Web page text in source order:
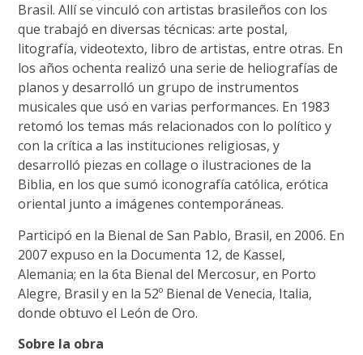
Brasil. Allí se vinculó con artistas brasileños con los
que trabajó en diversas técnicas: arte postal,
litografía, videotexto, libro de artistas, entre otras. En
los años ochenta realizó una serie de heliografías de
planos y desarrolló un grupo de instrumentos
musicales que usó en varias performances. En 1983
retomó los temas más relacionados con lo político y
con la crítica a las instituciones religiosas, y
desarrolló piezas en collage o ilustraciones de la
Biblia, en los que sumó iconografía católica, erótica
oriental junto a imágenes contemporáneas.
Participó en la Bienal de San Pablo, Brasil, en 2006. En
2007 expuso en la Documenta 12, de Kassel,
Alemania; en la 6ta Bienal del Mercosur, en Porto
Alegre, Brasil y en la 52º Bienal de Venecia, Italia,
donde obtuvo el León de Oro.
Sobre la obra